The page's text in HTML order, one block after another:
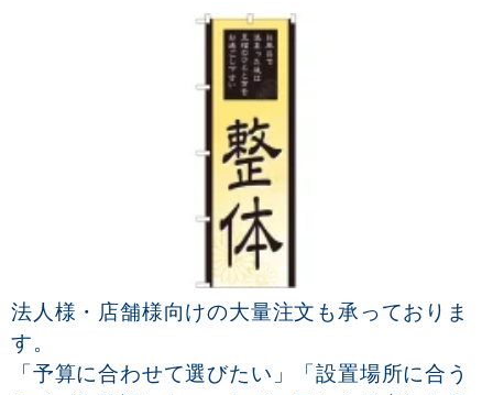
法人様・店舗様向けの大量注文も承っておりま
す。
「予算に合わせて選びたい」「設置場所に合う